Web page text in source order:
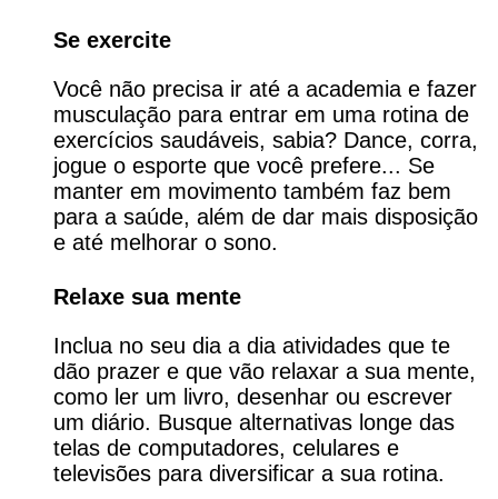
Se exercite
Você não precisa ir até a academia e fazer
musculação para entrar em uma rotina de
exercícios saudáveis, sabia? Dance, corra,
jogue o esporte que você prefere... Se
manter em movimento também faz bem
para a saúde, além de dar mais disposição
e até melhorar o sono.
Relaxe sua mente
Inclua no seu dia a dia atividades que te
dão prazer e que vão relaxar a sua mente,
como ler um livro, desenhar ou escrever
um diário. Busque alternativas longe das
telas de computadores, celulares e
televisões para diversificar a sua rotina.